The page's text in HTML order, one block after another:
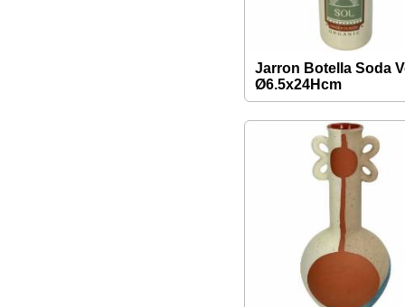
Jarron Botella Soda
Ø6.5x24Hcm